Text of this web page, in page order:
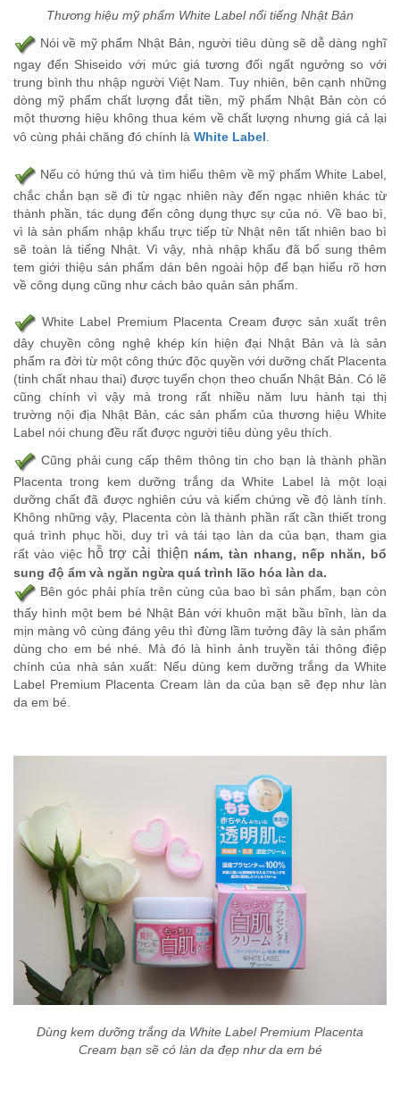
Thương hiệu mỹ phẩm White Label nổi tiếng Nhật Bản
Nói về mỹ phẩm Nhật Bản, người tiêu dùng sẽ dễ dàng nghĩ
ngay đến Shiseido với mức giá tương đối ngất ngưởng so với
trung bình thu nhập người Việt Nam. Tuy nhiên, bên cạnh những
dòng mỹ phẩm chất lượng đắt tiền, mỹ phẩm Nhật Bản còn có
một thương hiệu không thua kém về chất lượng nhưng giá cả lại
vô cùng phải chăng đó chính là White Label
Nếu có hứng thú và tìm hiểu thêm về mỹ phẩm White Label,
chắc chắn bạn sẽ đi từ ngạc nhiên này đến ngạc nhiên khác từ
thành phần, tác dụng đến công dụng thực sự của nó. Về bao bì,
vì là sản phẩm nhập khẩu trực tiếp từ Nhật nên tất nhiên bao bì
sẽ toàn là tiếng Nhật. Vì vậy, nhà nhập khẩu đã bổ sung thêm
tem giới thiệu sản phẩm dán bên ngoài hộp để bạn hiểu rõ hơn
về công dụng cũng như cách bảo quản sản phẩm.
White Label Premium Placenta Cream được sản xuất trên
dây chuyền công nghệ khép kín hiện đại Nhật Bản và là sản
phẩm ra đời từ một công thức độc quyền với dưỡng chất Placenta
(tinh chất nhau thai) được tuyển chọn theo chuẩn Nhật Bản. Có lẽ
cũng chính vì vậy mà trong rất nhiều năm lưu hành tại thị
trường nội địa Nhật Bản, các sản phẩm của thương hiệu White
Label nói chung đều rất được người tiêu dùng yêu thích.
Cũng phải cung cấp thêm thông tin cho bạn là thành phần
Placenta trong kem dưỡng trắng da White Label là một loại
dưỡng chất đã được nghiên cứu và kiểm chứng về độ lành tính.
Không những vậy, Placenta còn là thành phần rất cần thiết trong
quá trình phục hồi, duy trì và tái tạo làn da của bạn, tham gia
rất vào việc hỗ trợ cải thiện nám, tàn nhang, nếp nhăn, bổ
sung độ ẩm và ngăn ngừa quá trình lão hóa làn da.
Bên góc phải phía trên cùng của bao bì sản phẩm, bạn còn
thấy hình một bem bé Nhật Bản với khuôn mặt bầu bĩnh, làn da
mịn màng vô cùng đáng yêu thì đừng lầm tưởng đây là sản phẩm
dùng cho em bé nhé. Mà đó là hình ảnh truyền tải thông điệp
chính của nhà sản xuất: Nếu dùng kem dưỡng trắng da White
Label Premium Placenta Cream làn da của bạn sẽ đẹp như làn
da em bé.
Dùng kem dưỡng trắng da White Label Premium Placenta
Cream bạn sẽ có làn da đẹp như da em bé